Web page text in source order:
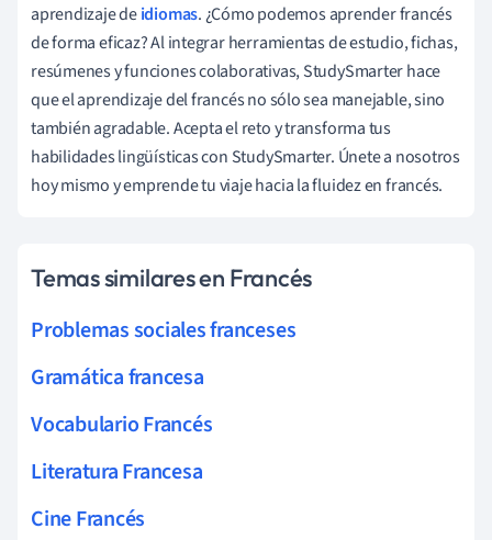
aprendizaje deidiomas. ¿Cómo podemos aprender francés
de forma eficaz? Al integrar herramientas de estudio, fichas,
resúmenes y funciones colaborativas, StudySmarter hace
que el aprendizaje del francés no sólo sea manejable, sino
también agradable. Acepta el reto y transforma tus
habilidades lingüísticas con StudySmarter. Únete a nosotros
hoy mismo y emprende tu viaje hacia la fluidez en francés.
Temas similares en Francés
Problemas sociales franceses
Gramática francesa
Vocabulario Francés
Literatura Francesa
Cine Francés